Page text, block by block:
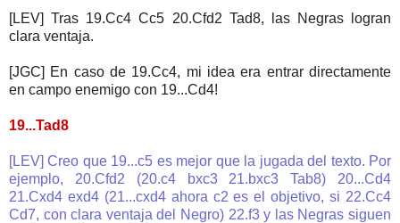
[LEV] Tras 19.Cc4 Cc5 20.Cfd2 Tad8, las Negras logran
clara ventaja.
[JGC] En caso de 19.Cc4, mi idea era entrar directamente
en campo enemigo con 19...Cd4!
19...Tad8
[LEV] Creo que 19...c5 es mejor que la jugada del texto. Por
ejemplo, 20.Cfd2 (20.c4 bxc3 21.bxc3 Tab8) 20...Cd4
21.Cxd4 exd4 (21...cxd4 ahora c2 es el objetivo, si 22.Cc4
Cd7, con clara ventaja del Negro) 22.f3 y las Negras siguen